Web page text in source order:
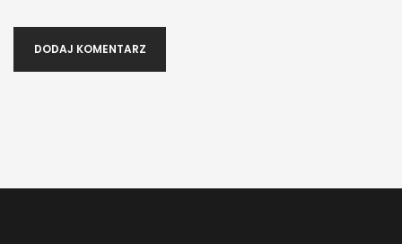
Przezadmin 14 października, 2021
Jak szybko działają sterydy? To pytanie, które często zadają
DODAJ KOMENTARZ